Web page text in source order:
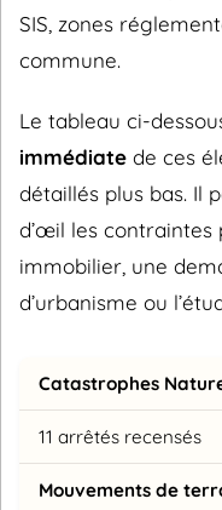
SIS, zones
commune.
Le tableau ci-
immédiate de ces
détaillés plus bas. Il
d’œil les
immobilier, une
d’urbanisme ou
Catastrophes
11 arrêtés recensés
Mouvements de